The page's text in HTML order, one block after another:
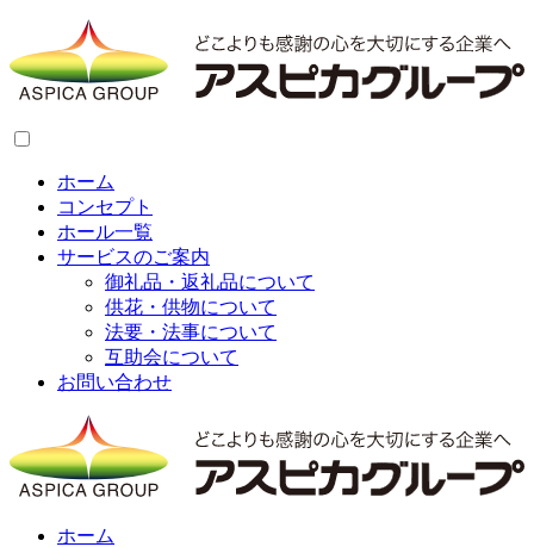
ホーム
コンセプト
ホール一覧
サービスのご案内
御礼品・返礼品について
供花・供物について
法要・法事について
互助会について
お問い合わせ
ホーム